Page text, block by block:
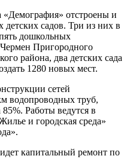
«Демография» отстроены и
детских садов. Три из них в
дошкольных
Пригородного
района, два детских сада
1280 новых мест.
сетей
водопроводных труб,
Работы ведутся в
и городская среда»
капитальный ремонт по